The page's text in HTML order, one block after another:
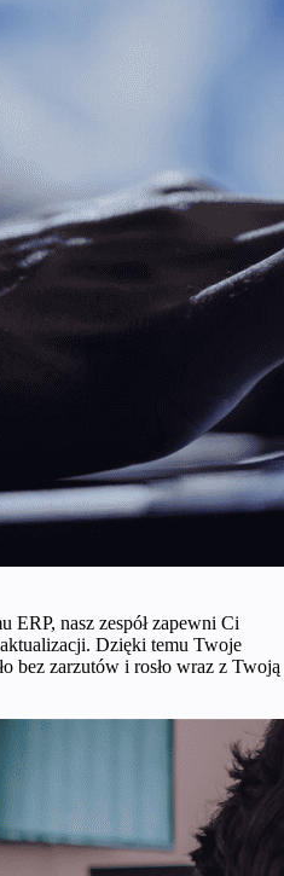
ERP, nasz zespół zapewni Ci
Dzięki temu Twoje
bez zarzutów i rosło wraz z Twoją